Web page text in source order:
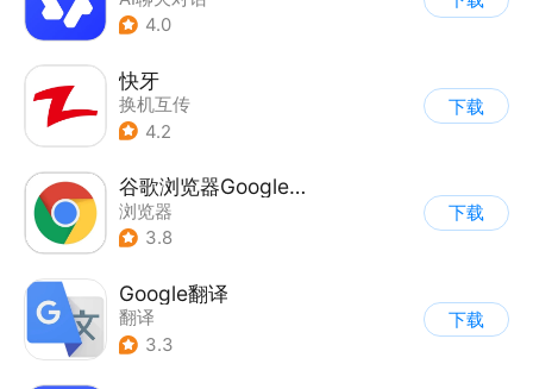
4.0
快牙
换机互传
4.2
下载
谷歌浏览器Google Chrome
浏览器
3.8
下载
Google翻译
翻译
3.3
下载